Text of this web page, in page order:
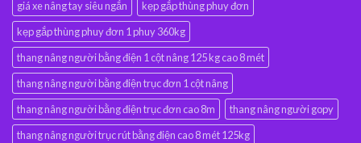
giá xe nâng tay siêu ngắn
kẹp gắp thùng phuy đơn
kẹp gắp thùng phuy đơn 1 phuy 360kg
thang nâng người bằng điện 1 cột nâng 125 kg cao 8 mét
thang nâng người bằng điện trục đơn 1 cột nâng
thang nâng người bằng điện trục đơn cao 8m
thang nâng người gopy
thang nâng người trục rút bằng điện cao 8 mét 125kg